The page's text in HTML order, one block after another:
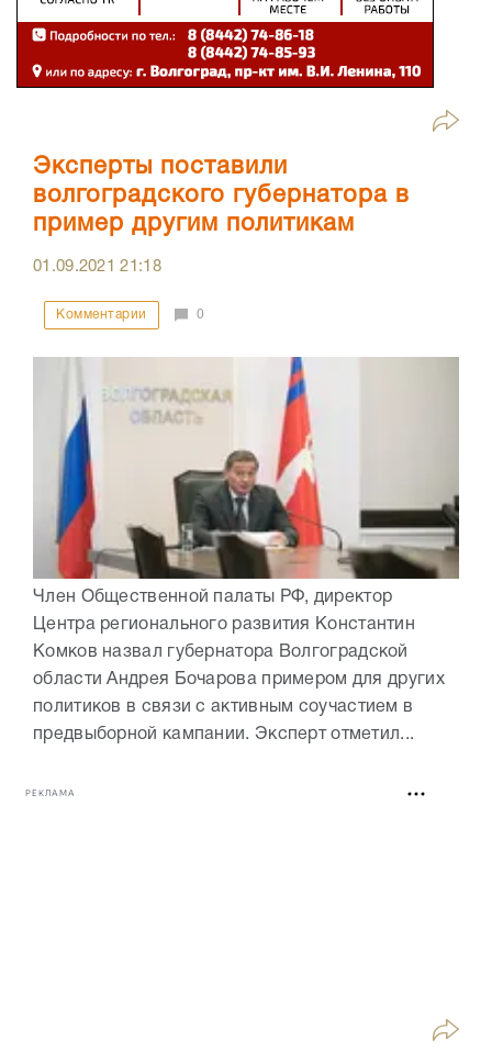
Эксперты поставили
волгоградского губернатора в
пример другим политикам
01.09.202121:18
Комментарии 0
Член Общественной палаты РФ, директор
Центра регионального развития Константин
Комков назвал губернатора Волгоградской
области Андрея Бочарова примером для других
политиков в связи с активным соучастием в
предвыборной кампании. Эксперт отметил...
РЕКЛАМА